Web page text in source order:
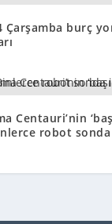
Çarşamba burç
Centauri’nin
robot